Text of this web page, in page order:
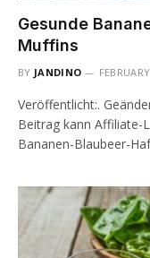
Gesunde
Muffins
BY JANDINO
Veröffentlicht:.
Beitrag kann Affiliate-
Bananen-Blaubeer-